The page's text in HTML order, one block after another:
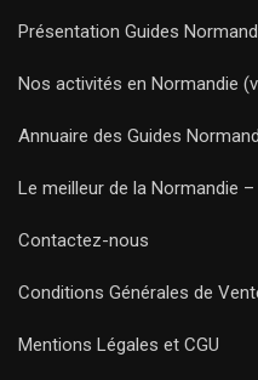
Présentation Guides
Nos activités en Normandie
Annuaire des Guides
Le meilleur de la Normandie
Contactez-nous
Conditions Générales de
Mentions Légales et CGU